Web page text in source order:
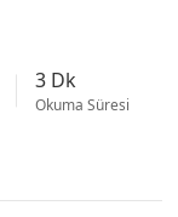
3 Dk
Okuma Süresi